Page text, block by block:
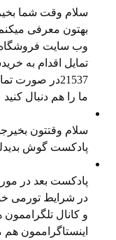
سلام وقت شما
بهتون معرفی میکنم
وب سایت فروشگاه
21537در صورت
ما را هم دنبال کنید
سلام وقتتون
پادکست گوش
پادکست بعد در
در شرایط تورمی
و ⁠⁠کانال
اینستاگراممون⁠⁠ هم